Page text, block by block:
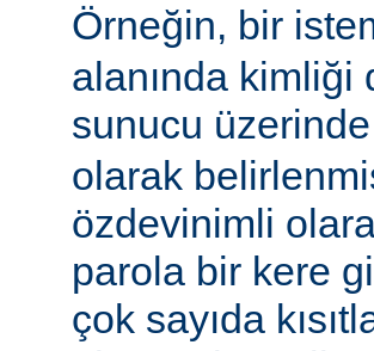
Örneğin, bir
alanında kimliği
sunucu üzerinde
olarak
özdevinimli
parola bir kere
çok sayıda